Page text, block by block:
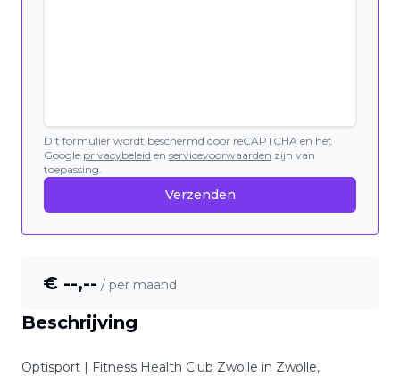
Beschrijving
Optisport | Fitness Health Club Zwolle in Zwolle,
Dit formulier wordt beschermd door reCAPTCHA en het
Google privacybeleid en servicevoorwaarden zijn van
toepassing.
Verzenden
€ --,-- / per maand